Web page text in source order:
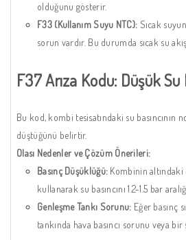
olduğunu gösterir.
F33 (Kullanım Suyu NTC): Sıcak
sorun vardır. Bu durumda sıcak su
F37 Arıza Kodu: Düşük Su
Bu kod, kombi tesisatındaki su basıncının
düştüğünü belirtir.
Olası Nedenler ve Çözüm Önerileri:
Basınç Düşüklüğü: Kombinin
kullanarak su basıncını 1.2-1.5 bar
Genleşme Tankı Sorunu: Eğer basınç
tankında hava basıncı sorunu veya bir